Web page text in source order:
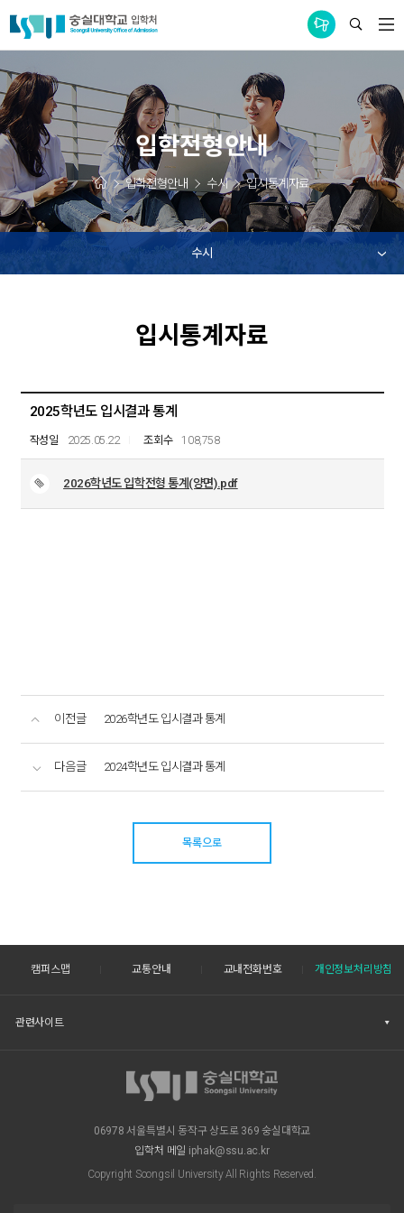
통합공지사항
입학전형안내
입학전형안내 수시 입시통계자료
수시
입시통계자료
2025학년도 입시결과 통계
2025.05.22 108,758
2026학년도 입학전형 통계(양면).pdf
이전글 2026학년도 입시결과 통계
다음글 2024학년도 입시결과 통계
목록으로
캠퍼스맵 교통안내 교내전화번호 개인정보처리방침
관련사이트
06978 서울특별시 동작구 상도로 369 숭실대학교
입학처 메일 iphak@ssu.ac.kr
Copyright Soongsil University All Rights Reserved.